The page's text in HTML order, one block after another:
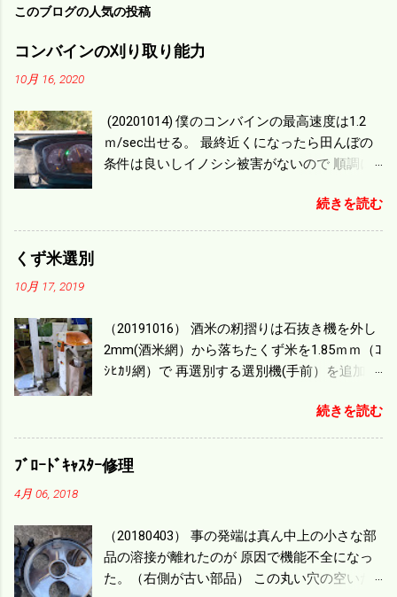
このブログの人気の投稿
コンバインの刈り取り能力
10月 16, 2020
(20201014) 僕のコンバインの最高速度は1.2
ｍ/sec出せる。 最終近くになったら田んぼの
条件は良いしイノシシ被害がないので 順調に
ｍ/min、4.32ｋｍ/hrになり 幅は約2ｍだから
0.864/haの作業能力がある。 実際は回転した
機の容量、籾摺りの能力などのバランスの問
題で 今の機種で満足している。 というより買
った時はまだ耕作面積が少なく手が出せ 無か
のがある。キャビン付きだから一度は乗って
みたいと思う。 町内では5条刈りの100㎰で作
業する人がいる。 秋作業は儲かるというのが
続きを読む
くず米選別
10月 17, 2019
（20191016） 酒米の籾摺りは石抜き機を外し
2mm(酒米網）から落ちたくず米を1.85ｍｍ（ｺ
ｼﾋｶﾘ網）で 再選別する選別機(手前）を追加す
ず米より2倍近い値段になる。 後で選別するの
には手間がかかるので 一度に選別するやり方
を随分前からこの方式にした。 今年は酒米30
㎏を40袋したところで未熟が3袋出る。 1.85ｍ
めるほど忙しい。 広島県の作況指数は98だと
いう。 実感としては90が正しいと思うが こん
な年はくず米が多い。 食協という米を扱う会
続きを読む
ﾌﾞﾛｰﾄﾞｷｬｽﾀｰ修理
4月 06, 2018
（20180403） 事の発端は真ん中上の小さな部
品の溶接が離れたのが 原因で機能不全になっ
た。（右側が古い部品） この丸い穴の空いた